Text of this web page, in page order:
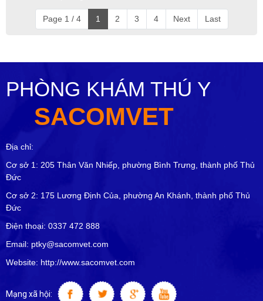
Page 1 / 4 1 2 3 4 Next Last
PHÒNG KHÁM THÚ Y
SACOMVET
Địa chỉ:
Cơ sở 1: 205 Thân Văn Nhiếp, phường Bình Trưng, thành phố Thủ
Đức
Cơ sở 2: 175 Lương Định Của, phường An Khánh, thành phố Thủ
Đức
Điện thoại: 0337 472 888
Email: ptky@sacomvet.com
Website: http://www.sacomvet.com
Mạng xã hội: